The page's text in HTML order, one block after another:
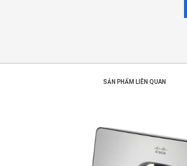
SẢN PHẨM LIÊN QUAN